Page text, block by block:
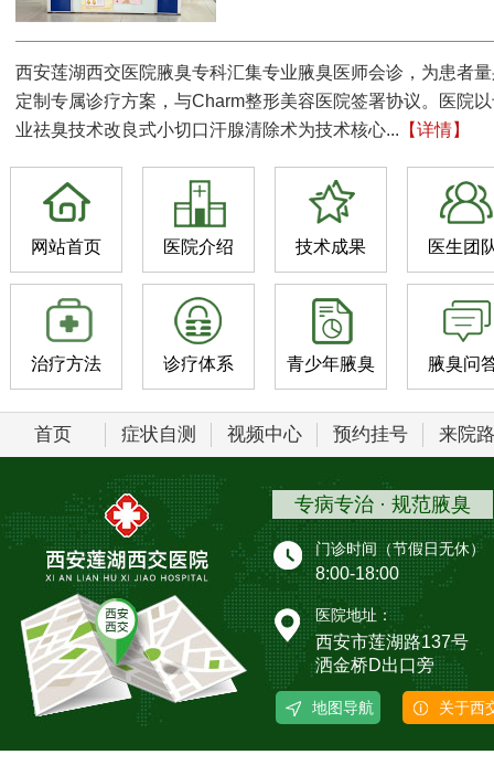
西安莲湖西交医院腋臭专科汇集专业腋臭医师会诊，为患者
定制专属诊疗方案，与Charm整形美容医院签署协议。医院
业祛臭技术改良式小切口汗腺清除术为技术核心... 【详情】
网站首页 医院介绍 技术成果 医生团
治疗方法 诊疗体系 青少年腋臭 腋臭问
首页 症状自测 视频中心 预约挂号 来院
专病专治 · 规范腋臭
门诊时间（节假日无休）
8:00-18:00
医院地址：
西安市莲湖路137号
洒金桥D出口旁
地图导航 关于西